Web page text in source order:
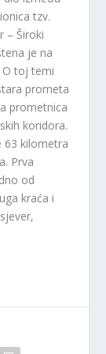
tzv.
– Široki
je na
O toj temi
prometa
prometnica
koridora.
63 kilometra
Prva
od
kraća i